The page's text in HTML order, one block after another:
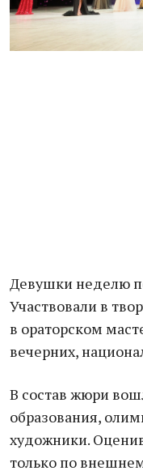
Девушки неделю
Участвовали в
в ораторском
вечерних,
В состав жюри
образования,
художники.
только по